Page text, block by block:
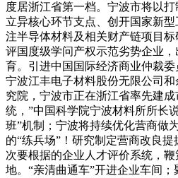
度居浙江省第一档。宁波市将以
立异核心环节支点、创开国家新
注半导体材料及相关财产链项目
评国度级学问产权示范劣势企业
育。引进中国国际经济商业仲裁委
宁波江丰电子材料股份无限公司
究院，宁波市正在浙江省率先建
统，”中国科学院宁波材料所所长
班”机制；宁波将持续优化营商做
的“练兵场”！研究制定营商改良
次要根据的企业人才评价系统，
地。“亲清曲通车”开进企业车间